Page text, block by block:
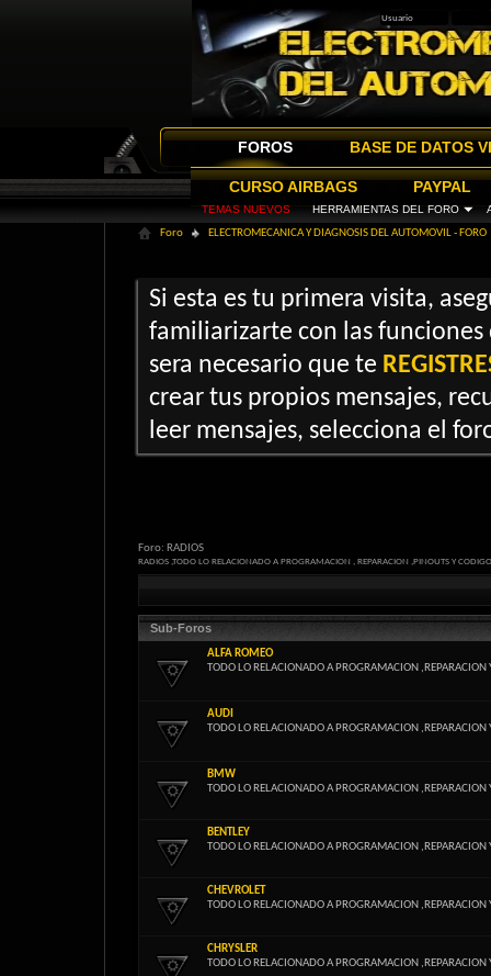
FOROS
TEMAS NUEVOS HERRAMIENTAS DEL FORO
BASE DE DATOS
CURSO AIRBAGS PAYPAL
Foro ELECTROMECANICA Y DIAGNOSIS DEL AUTOMOVIL - FORO
Si esta es tu primera visita,
familiarizarte con las funciones
sera necesario que te
crear tus propios mensajes,
leer mensajes, selecciona el
Foro: RADIOS
RADIOS ,TODO LO RELACIONADO A PROGRAMACION , REPARACION ,PINOUTS Y
Sub-Foros
ALFA ROMEO
TODO LO RELACIONADO A PROGRAMACION ,REPARACION
AUDI
TODO LO RELACIONADO A PROGRAMACION ,REPARACION
BMW
TODO LO RELACIONADO A PROGRAMACION ,REPARACION
BENTLEY
TODO LO RELACIONADO A PROGRAMACION ,REPARACION
CHEVROLET
TODO LO RELACIONADO A PROGRAMACION ,REPARACION
CHRYSLER
TODO LO RELACIONADO A PROGRAMACION ,REPARACION